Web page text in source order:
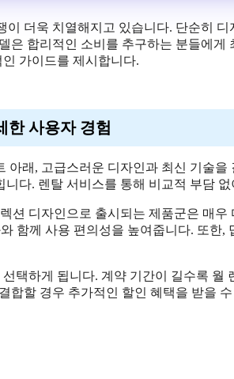
더욱 치열해지고 있습니다. 단순히
은 합리적인 소비를 추구하는 분들에
가이드를 제시합니다.
한 사용자 경험
아래, 고급스러운 디자인과 최신 기술
다. 렌탈 서비스를 통해 비교적 부담
션 디자인으로 출시되는 제품군은 매
함께 사용 편의성을 높여줍니다. 또
택하게 됩니다. 계약 기간이 길수록
할 경우 추가적인 할인 혜택을 받을